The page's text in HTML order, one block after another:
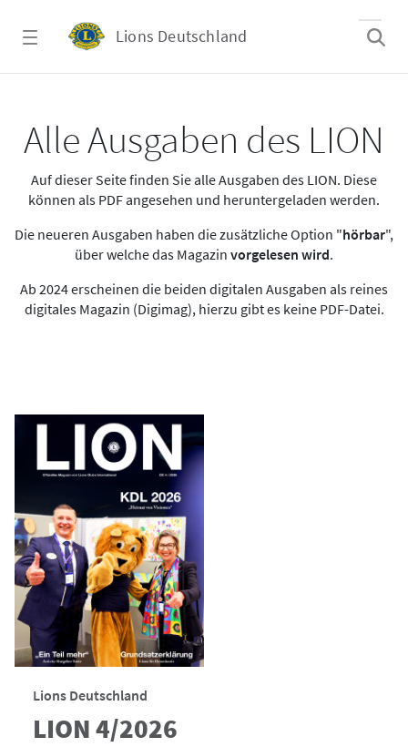
Lions Deutschland
Alle Ausgaben des LION
Auf dieser Seite finden Sie alle Ausgaben des LION. Diese
können als PDF angesehen und heruntergeladen werden.
Die neueren Ausgaben haben die zusätzliche Option "hörbar",
über welche das Magazin vorgelesen wird.
Ab 2024 erscheinen die beiden digitalen Ausgaben als reines
digitales Magazin (Digimag), hierzu gibt es keine PDF-Datei.
Lions Deutschland
LION 4/2026